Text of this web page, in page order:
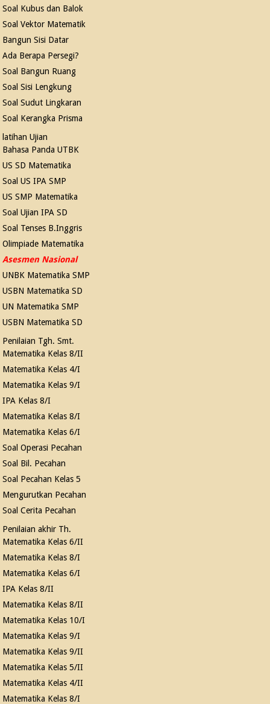
Soal Kubus dan Balok
Soal Vektor Matematik
Bangun Sisi Datar
Ada Berapa Persegi?
Soal Bangun Ruang
Soal Sisi Lengkung
Soal Sudut Lingkaran
Soal Kerangka Prisma
latihan Ujian
Bahasa Panda UTBK
US SD Matematika
Soal US IPA SMP
US SMP Matematika
Soal Ujian IPA SD
Soal Tenses B.Inggris
Olimpiade Matematika
Asesmen Nasional
UNBK Matematika SMP
USBN Matematika SD
UN Matematika SMP
USBN Matematika SD
Penilaian Tgh. Smt.
Matematika Kelas 8/II
Matematika Kelas 4/I
Matematika Kelas 9/I
IPA Kelas 8/I
Matematika Kelas 8/I
Matematika Kelas 6/I
Soal Operasi Pecahan
Soal Bil. Pecahan
Soal Pecahan Kelas 5
Mengurutkan Pecahan
Soal Cerita Pecahan
Penilaian akhir Th.
Matematika Kelas 6/II
Matematika Kelas 8/I
Matematika Kelas 6/I
IPA Kelas 8/II
Matematika Kelas 8/II
Matematika Kelas 10/I
Matematika Kelas 9/I
Matematika Kelas 9/II
Matematika Kelas 5/II
Matematika Kelas 4/II
Matematika Kelas 8/I